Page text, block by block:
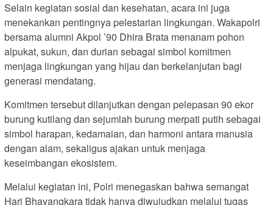
Selain kegiatan sosial dan kesehatan, acara ini juga
menekankan pentingnya pelestarian lingkungan. Wakapolri
bersama alumni Akpol ’90 Dhira Brata menanam pohon
alpukat, sukun, dan durian sebagai simbol komitmen
menjaga lingkungan yang hijau dan berkelanjutan bagi
generasi mendatang.
Komitmen tersebut dilanjutkan dengan pelepasan 90 ekor
burung kutilang dan sejumlah burung merpati putih sebagai
simbol harapan, kedamaian, dan harmoni antara manusia
dengan alam, sekaligus ajakan untuk menjaga
keseimbangan ekosistem.
Melalui kegiatan ini, Polri menegaskan bahwa semangat
Hari Bhayangkara tidak hanya diwujudkan melalui tugas